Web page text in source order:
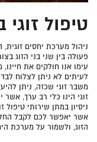
טיפול זוגי
‏ניהול מערכת יחסים
פעולה בין שני בני הזוג
עימו אנו חולקים את
לעיתים לא ניתן לצלוח
משבר זוגי שכזה, ניתן
זוגי הינו כלי רב ערך,
ניסיון במתן שירותי טיפול
אשר יאפשר לכם לקבל
הזוג, ולשמור על מערכת